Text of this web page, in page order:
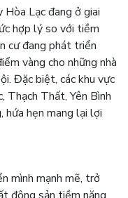
Lạc đang ở giai
hợp lý so với tiềm
cư đang phát triển
vàng cho những nhà
Đặc biệt, các khu vực
Thạch Thất, Yên Bình
hứa hẹn mang lại lợi
mình mạnh mẽ, trở
động sản tiềm năng